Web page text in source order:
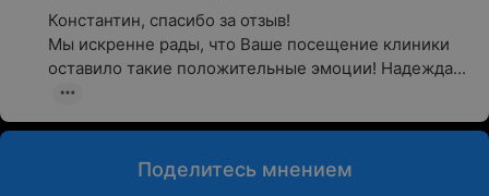
Константин, спасибо за отзыв!
Мы искренне рады, что Ваше посещение клиники
оставило такие положительные эмоции! Надежда...
Поделитесь мнением